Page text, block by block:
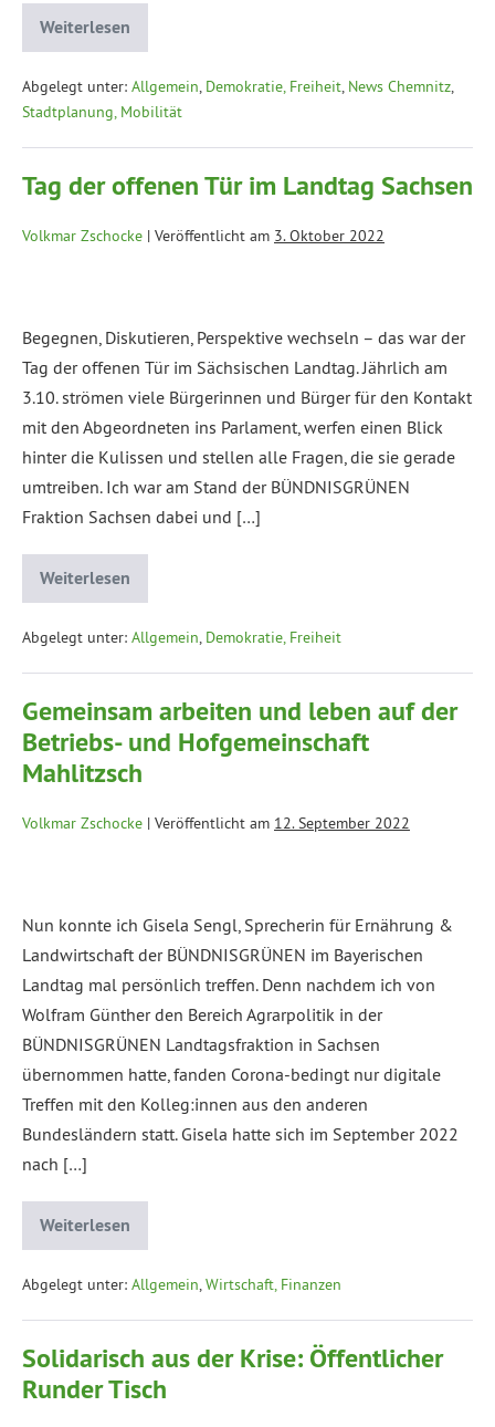
Weiterlesen
Abgelegt unter: Allgemein, Demokratie, Freiheit, News Chemnitz,
Stadtplanung, Mobilität
Tag der offenen Tür im Landtag Sachsen
Volkmar Zschocke | Veröffentlicht am 3. Oktober 2022
Begegnen, Diskutieren, Perspektive wechseln – das war der
Tag der offenen Tür im Sächsischen Landtag. Jährlich am
3.10. strömen viele Bürgerinnen und Bürger für den Kontakt
mit den Abgeordneten ins Parlament, werfen einen Blick
hinter die Kulissen und stellen alle Fragen, die sie gerade
umtreiben. Ich war am Stand der BÜNDNISGRÜNEN
Fraktion Sachsen dabei und […]
Weiterlesen
Abgelegt unter: Allgemein, Demokratie, Freiheit
Gemeinsam arbeiten und leben auf der
Betriebs- und Hofgemeinschaft
Mahlitzsch
Volkmar Zschocke | Veröffentlicht am 12. September 2022
Nun konnte ich Gisela Sengl, Sprecherin für Ernährung &
Landwirtschaft der BÜNDNISGRÜNEN im Bayerischen
Landtag mal persönlich treffen. Denn nachdem ich von
Wolfram Günther den Bereich Agrarpolitik in der
BÜNDNISGRÜNEN Landtagsfraktion in Sachsen
übernommen hatte, fanden Corona-bedingt nur digitale
Treffen mit den Kolleg:innen aus den anderen
Bundesländern statt. Gisela hatte sich im September 2022
nach […]
Weiterlesen
Abgelegt unter: Allgemein,Wirtschaft, Finanzen
Solidarisch aus der Krise: Öffentlicher
Runder Tisch